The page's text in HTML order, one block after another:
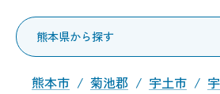
熊本県から探す
熊本市 菊池郡 宇土市